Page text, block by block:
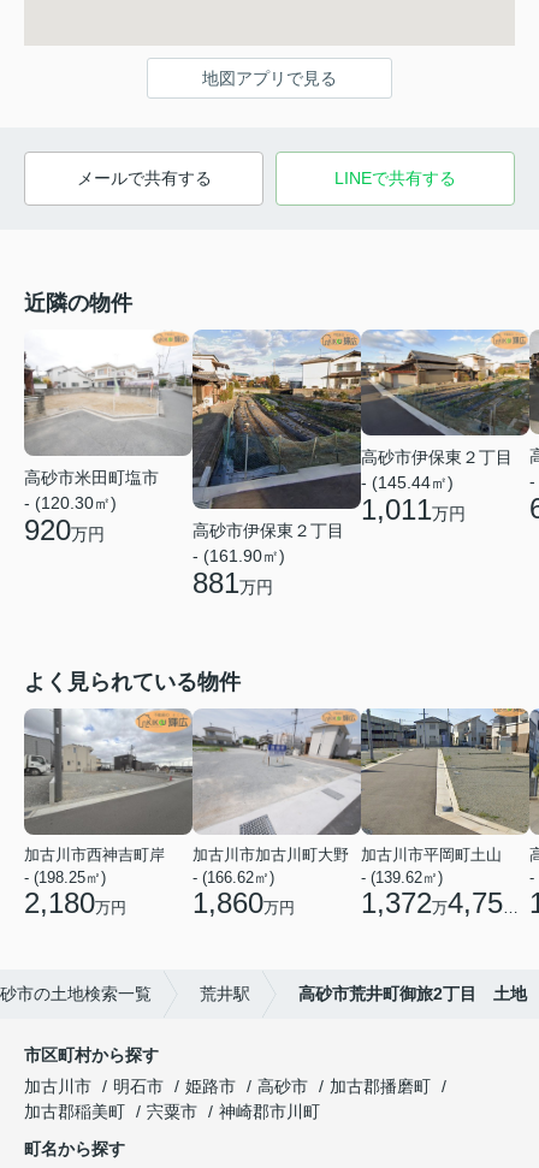
地図アプリで見る
メールで共有する LINEで共有する
近隣の物件
高砂市米田町塩市
- (120.30㎡)
920万円
高砂市伊保東２丁目
- (161.90㎡)
881万円
高砂市伊保東２丁目
- (145.44㎡)
1,011万円
-
よく見られている物件
加古川市西神吉町岸
- (198.25㎡)
2,180万円
加古川市加古川町大野
- (166.62㎡)
1,860万円
加古川市平岡町土山
- (139.62㎡)
1,372万4,750 円
-
市の土地検索一覧 荒井駅 高砂市荒井町御旅2丁目 土地
市区町村から探す
加古川市
明石市 姫路市 高砂市
加古郡播磨町
加古郡稲美町
宍粟市
神崎郡市川町
町名から探す